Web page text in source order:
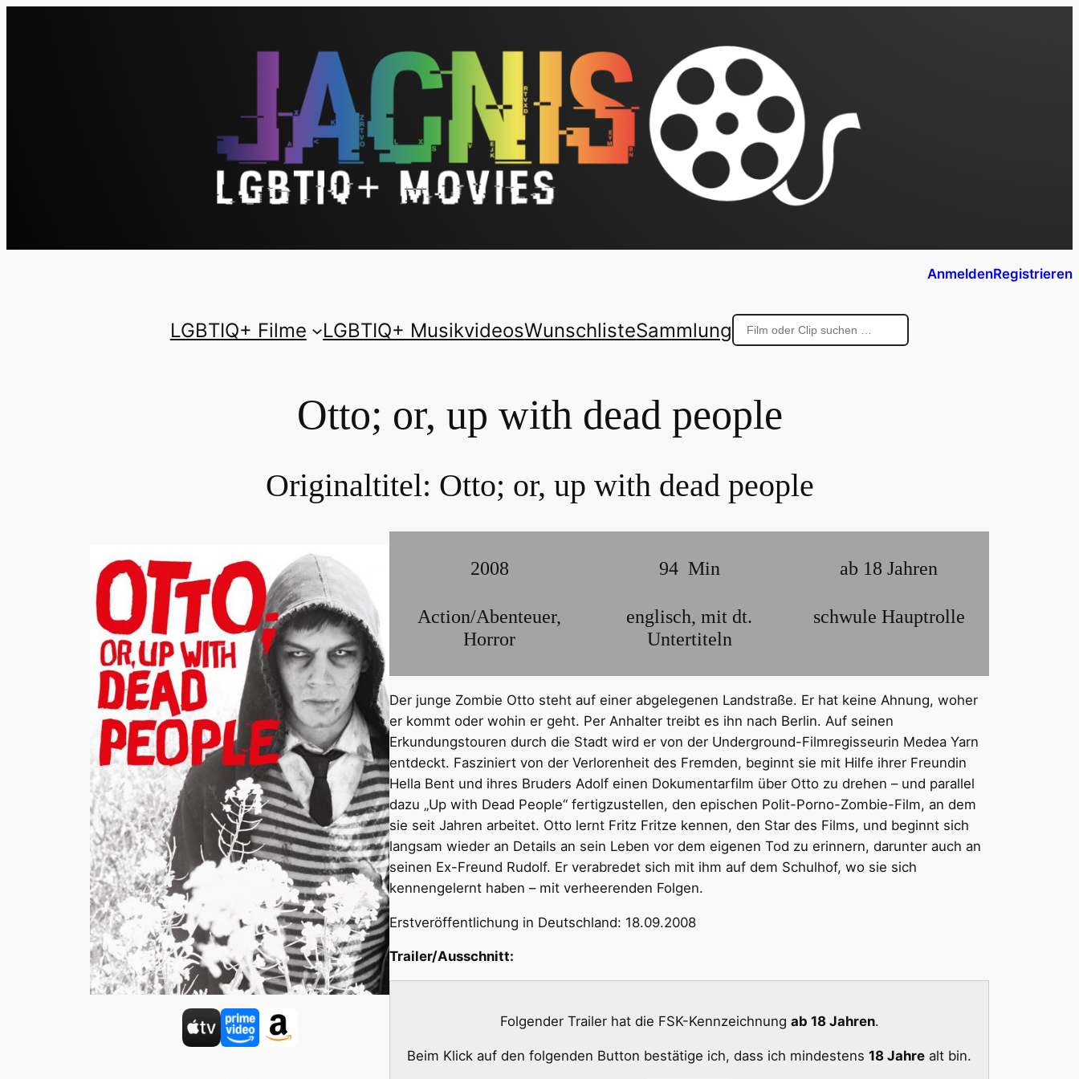
AnmeldenRegistrieren
LGBTIQ+ Filme LGBTIQ+ MusikvideosWunschlisteSammlung
Otto; or, up with dead people
Originaltitel: Otto; or, up with dead people
2008
Action/Abenteuer,
Horror
94 Min
englisch,mit dt.
Untertiteln
ab 18 Jahren
schwule Hauptrolle
Der junge Zombie Otto steht auf einer abgelegenen Landstraße. Er hat keine Ahnung, woher
er kommt oder wohin er geht. Per Anhalter treibt es ihn nach Berlin. Auf seinen
Erkundungstouren durch die Stadt wird er von der Underground-Filmregisseurin Medea Yarn
entdeckt. Fasziniert von der Verlorenheit des Fremden, beginnt sie mit Hilfe ihrer Freundin
Hella Bent und ihres Bruders Adolf einen Dokumentarfilm über Otto zu drehen – und parallel
dazu „Up with Dead People“ fertigzustellen, den epischen Polit-Porno-Zombie-Film, an dem
sie seit Jahren arbeitet. Otto lernt Fritz Fritze kennen, den Star des Films, und beginnt sich
langsam wieder an Details an sein Leben vor dem eigenen Tod zu erinnern, darunter auch an
seinen Ex-Freund Rudolf. Er verabredet sich mit ihm auf dem Schulhof, wo sie sich
kennengelernt haben – mit verheerenden Folgen.
Erstveröffentlichung in Deutschland: 18.09.2008
Trailer/Ausschnitt:
Folgender Trailer hat die FSK-Kennzeichnung ab 18 Jahren.
Beim Klick auf den folgenden Button bestätige ich, dass ich mindestens18 Jahre alt bin.